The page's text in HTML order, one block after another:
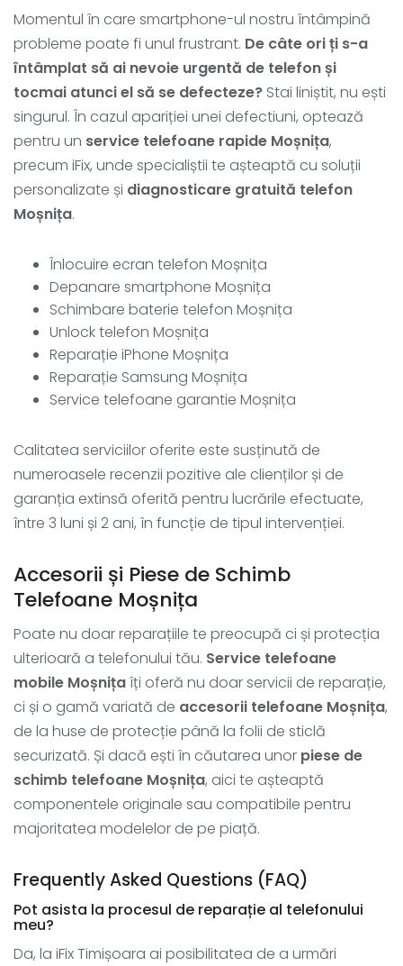
Momentul în care smartphone-ul nostru întâmpină
probleme poate fi unul frustrant. De câte ori ți s-a
întâmplat să ai nevoie urgentă de telefon și
tocmai atunci el să se defecteze? Stai liniștit, nu ești
singurul. În cazul apariției unei defectiuni, optează
pentru un service telefoane rapide Moșnița,
precum iFix, unde specialiștii te așteaptă cu soluții
personalizate și diagnosticare gratuită telefon
Moșnița.
Înlocuire ecran telefon Moșnița
Depanare smartphone Moșnița
Schimbare baterie telefon Moșnița
Unlock telefon Moșnița
Reparație iPhone Moșnița
Reparație Samsung Moșnița
Service telefoane garantie Moșnița
Calitatea serviciilor oferite este susținută de
numeroasele recenzii pozitive ale clienților și de
garanția extinsă oferită pentru lucrările efectuate,
între 3 luni și 2 ani, în funcție de tipul intervenției.
Accesorii și Piese de Schimb
Telefoane Moșnița
Poate nu doar reparațiile te preocupă ci și protecția
ulterioară a telefonului tău. Service telefoane
mobile Moșnițaîți oferă nu doar servicii de reparație,
ci și o gamă variată de accesorii telefoane Moșnița,
de la huse de protecție până la folii de sticlă
securizată. Și dacă ești în căutarea unor piese de
schimb telefoane Moșnița, aici te așteaptă
componentele originale sau compatibile pentru
majoritatea modelelor de pe piață.
Frequently Asked Questions (FAQ)
Pot asista la procesul de reparație al telefonului
meu?
Da, la iFix Timișoara ai posibilitatea de a urmări